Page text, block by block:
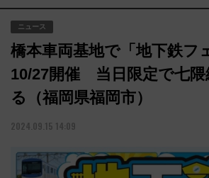
ニュース
橋本車両基地で「地下鉄フ
10/27開催 当日限定で七隈
る（福岡県福岡市）
2024.09.15 14:09